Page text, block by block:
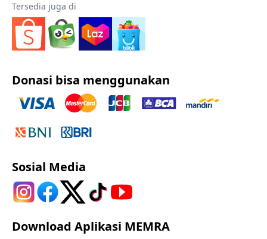
Tersedia juga di
Donasi bisa menggunakan
Sosial Media
Download Aplikasi MEMRA